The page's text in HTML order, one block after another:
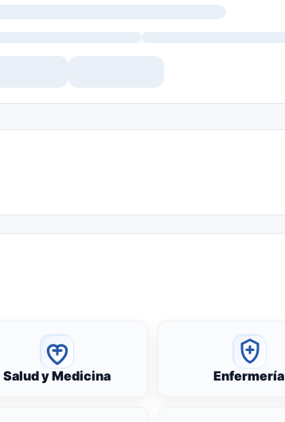
Salud y Medicina Enfermería